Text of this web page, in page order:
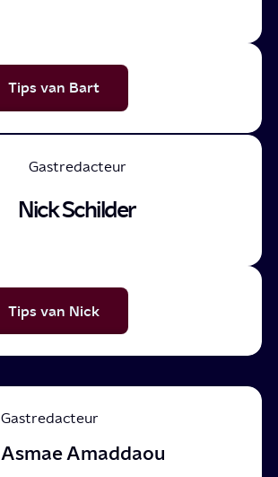
Tips van Bart
Gastredacteur
Nick Schilder
Tips van Nick
Gastredacteur
Asmae Amaddaou